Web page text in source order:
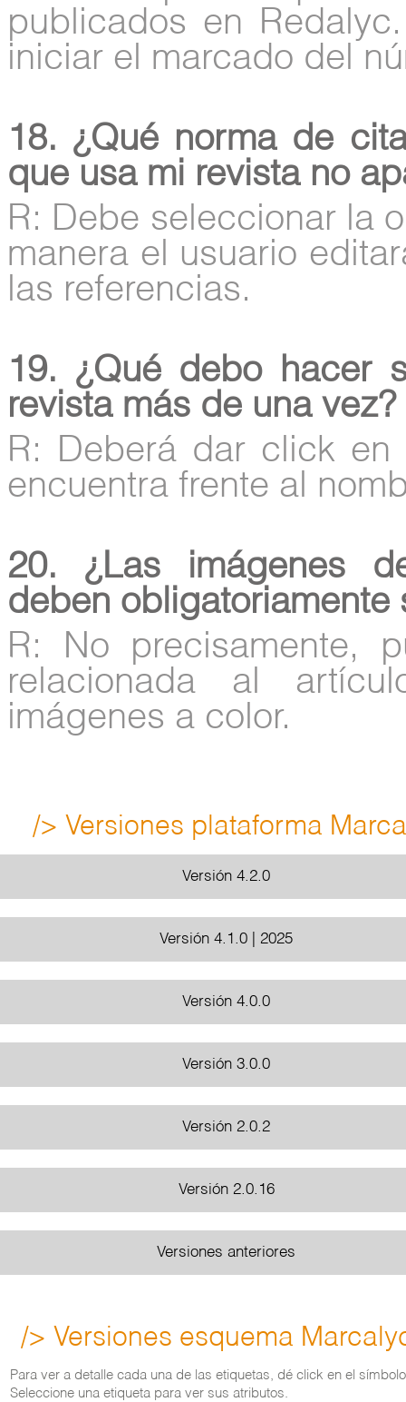
publicados en
iniciar el marcado del
18. ¿Qué norma de
que usa mi revista no
R: Debe seleccionar la
manera el usuario
las referencias.
19. ¿Qué debo hacer
revista más de una vez?
R: Deberá dar click
encuentra frente al
20. ¿Las imágenes
deben obligatoriamente
R: No precisamente,
relacionada al
imágenes a color.
/> Versiones plataforma
Versión 4.2.0
Versión 4.1.0 | 2025
Versión 4.0.0
Versión 3.0.0
Versión 2.0.2
Versión 2.0.16
Versiones anteriores
/> Versiones esquema
Para ver a detalle cada una de las etiquetas, dé click en el
Seleccione una etiqueta para ver sus atributos.